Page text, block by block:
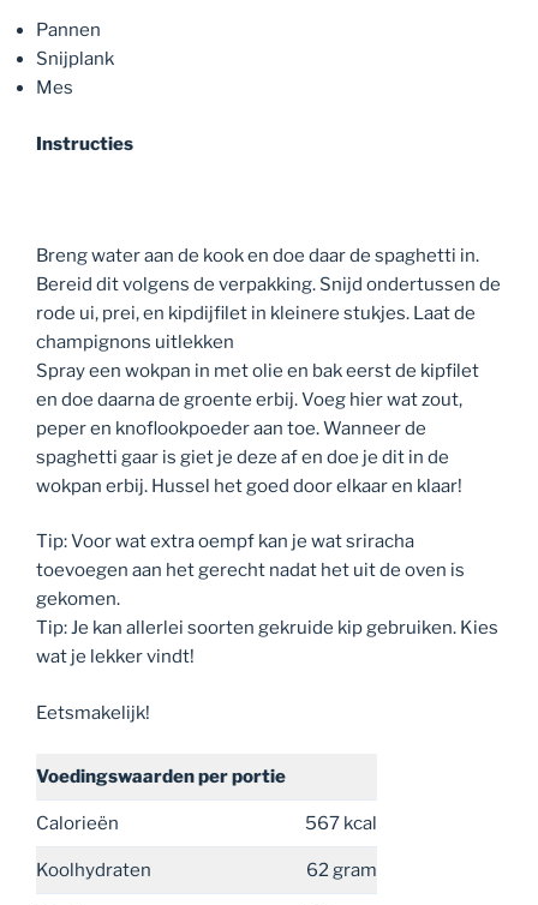
Pannen
Snijplank
Mes
Instructies
Breng water aan de kook en doe daar de spaghetti in.
Bereid dit volgens de verpakking. Snijd ondertussen de
rode ui, prei, en kipdijfilet in kleinere stukjes. Laat de
champignons uitlekken
Spray een wokpan in met olie en bak eerst de kipfilet
en doe daarna de groente erbij. Voeg hier wat zout,
peper en knoflookpoeder aan toe. Wanneer de
spaghetti gaar is giet je deze af en doe je dit in de
wokpan erbij. Hussel het goed door elkaar en klaar!
Tip: Voor wat extra oempf kan je wat sriracha
toevoegen aan het gerecht nadat het uit de oven is
gekomen.
Tip: Je kan allerlei soorten gekruide kip gebruiken. Kies
wat je lekker vindt!
Eetsmakelijk!
Voedingswaardenper portie
Calorieën 567 kcal
Koolhydraten 62 gram